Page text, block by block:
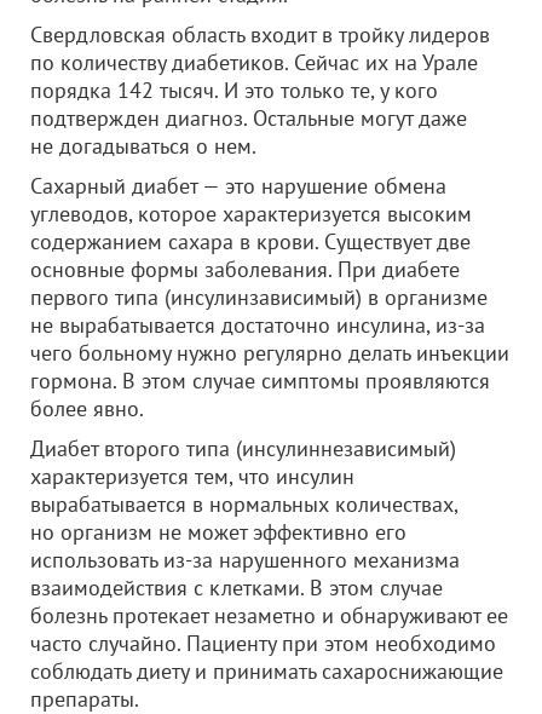
Свердловская область входит в тройку лидеров
по количеству диабетиков. Сейчас их на Урале
порядка 142 тысяч. И это только те, у кого
подтвержден диагноз. Остальные могут даже
не догадываться о нем.
Сахарный диабет — это нарушение обмена
углеводов, которое характеризуется высоким
содержанием сахара в крови. Существует две
основные формы заболевания. При диабете
первого типа (инсулинзависимый) в организме
не вырабатывается достаточно инсулина, из-за
чего больному нужно регулярно делать инъекции
гормона. В этом случае симптомы проявляются
более явно.
Диабет второго типа (инсулиннезависимый)
характеризуется тем, что инсулин
вырабатывается в нормальных количествах,
но организм не может эффективно его
использовать из-за нарушенного механизма
взаимодействия с клетками. В этом случае
болезнь протекает незаметно и обнаруживают ее
часто случайно. Пациенту при этом необходимо
соблюдать диету и принимать сахароснижающие
препараты.